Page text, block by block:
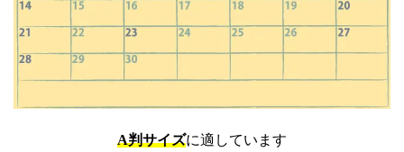
A判サイズに適しています